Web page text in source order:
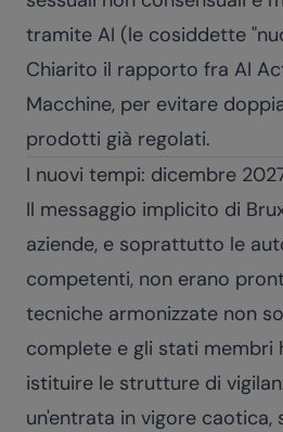
tramite AI (le cosiddette
Chiarito il rapporto fra AI
Macchine, per evitare
prodotti già regolati.
I nuovi tempi: dicembre
Il messaggio implicito di
aziende, e soprattutto le
competenti, non erano
tecniche armonizzate non
complete e gli stati membri
istituire le strutture di
un'entrata in vigore caotica,